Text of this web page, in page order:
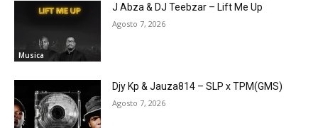
Musica
J Abza & DJ Teebzar – Lift Me Up
Agosto 7, 2026
Djy Kp & Jauza814 – SLP x TPM(GMS)
Agosto 7, 2026